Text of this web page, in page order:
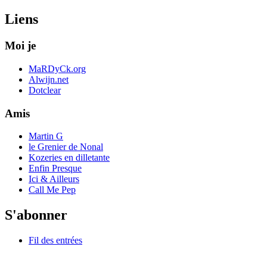
Liens
Moi je
MaRDyCk.org
Alwijn.net
Dotclear
Amis
Martin G
le Grenier de Nonal
Kozeries en dilletante
Enfin Presque
Ici & Ailleurs
Call Me Pep
S'abonner
Fil des entrées